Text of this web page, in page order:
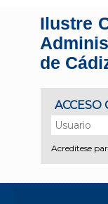
Ilustre
de